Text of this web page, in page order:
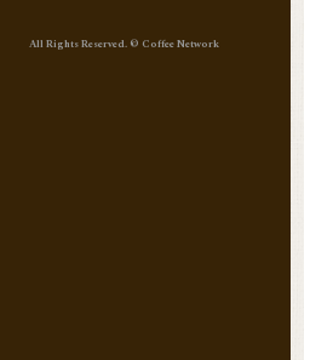
All Rights Reserved. © Coffee Network